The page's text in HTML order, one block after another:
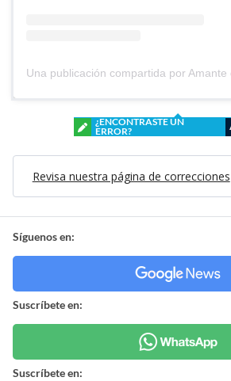
¿ENCONTRASTE UN
ERROR?
Revisa nuestra página de correcciones
Síguenos en:
Suscríbete en:
Suscríbete en: